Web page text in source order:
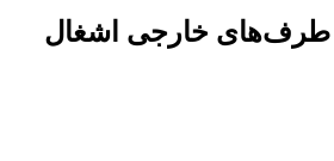
طرف‌های خارجی اشغال